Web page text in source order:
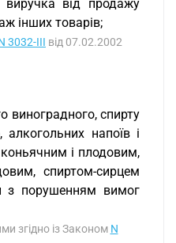
виручка від продажу
інших товарів;
3032-III від 07.02.2002
виноградного, спирту
напоїв і
коньячним і плодовим,
спиртом-сирцем
з порушенням вимог
згідно із Законом N